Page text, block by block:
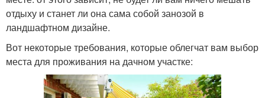
отдыху и станет ли она сама собой занозой в
ландшафтном дизайне.
Вот некоторые требования, которые облегчат вам выбор
места для проживания на дачном участке: